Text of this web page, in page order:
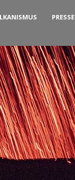
PRESSE